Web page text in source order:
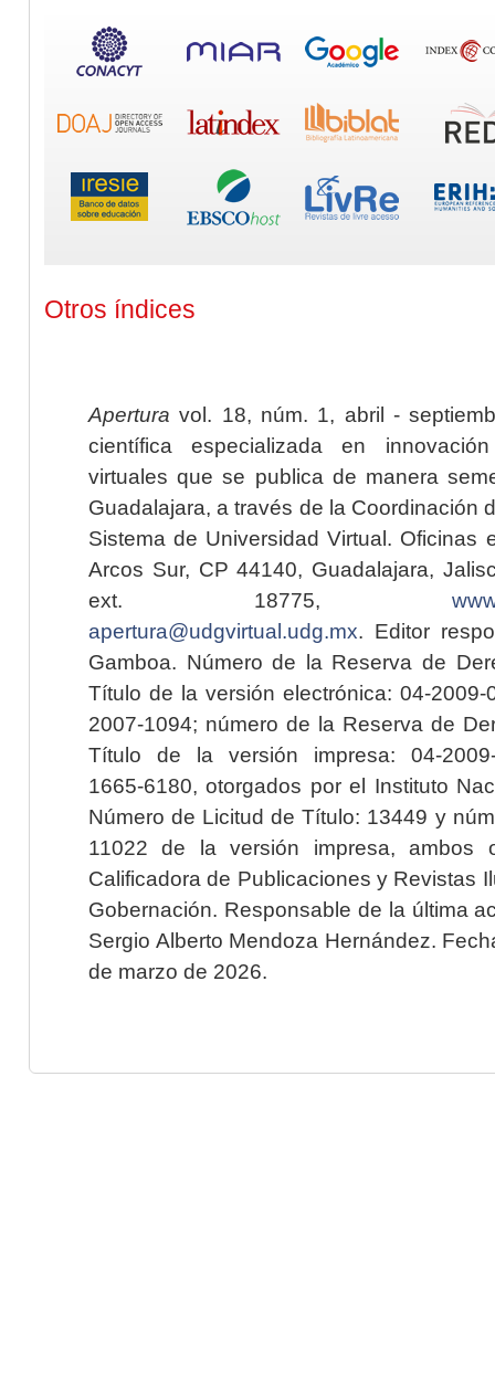
Otros índices
Apertura vol. 18, núm. 1, abril -
científica especializada en
virtuales que se publica de manera
Guadalajara, a través de la Coordinación
Sistema de Universidad Virtual. Oficinas
Arcos Sur, CP 44140, Guadalajara,
ext. 18775,
apertura@udgvirtual.udg.mx. Editor
Gamboa. Número de la Reserva de
Título de la versión electrónica: 04-2009-
2007-1094; número de la Reserva de
Título de la versión impresa: 04-2009-
1665-6180, otorgados por el Instituto
Número de Licitud de Título: 13449 y
11022 de la versión impresa, ambos
Calificadora de Publicaciones y Revistas
Gobernación. Responsable de la última
Sergio Alberto Mendoza Hernández.
de marzo de 2026.